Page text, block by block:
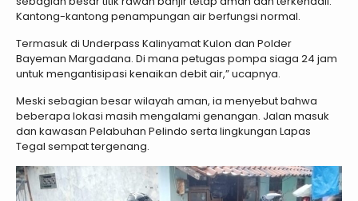
Kantong-kantong penampungan air berfungsi normal.
Termasuk di Underpass Kalinyamat Kulon dan Polder
Bayeman Margadana. Di mana petugas pompa siaga 24 jam
untuk mengantisipasi kenaikan debit air,” ucapnya.
Meski sebagian besar wilayah aman, ia menyebut bahwa
beberapa lokasi masih mengalami genangan. Jalan masuk
dan kawasan Pelabuhan Pelindo serta lingkungan Lapas
Tegal sempat tergenang.